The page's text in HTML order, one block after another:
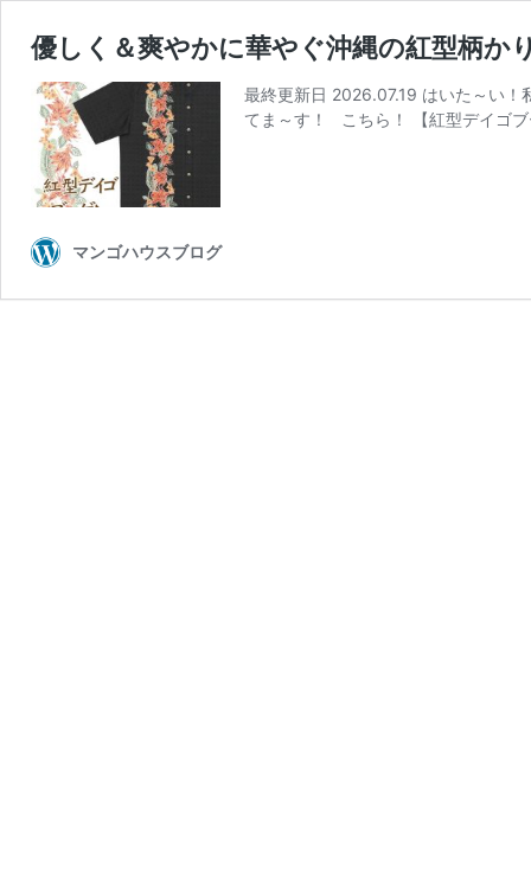
優しく＆爽やかに華やぐ沖縄の紅型柄か
最終更新日 2026.07.19 はいた～い
てま～す！ こちら！ 【紅型デイゴ
マンゴハウスブログ